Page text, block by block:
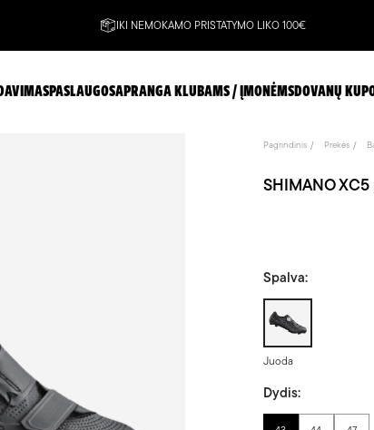
IKI NEMOKAMO PRISTATYMO LIKO 100€
PASLAUGOSAPRANGA KLUBAMS / ĮMONĖMSDOVANŲ
Pagrindinis Prekės
SHIMANO
Spalva:
Juoda
Dydis: